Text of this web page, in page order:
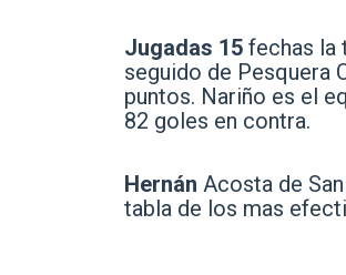
Jugadas 15 fechas la
seguido de Pesquera
puntos. Nariño es el
82 goles en contra.
Hernán Acosta de
tabla de los mas